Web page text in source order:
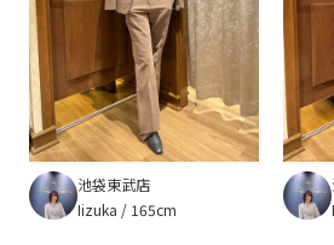
池袋東武店
Iizuka
165cm